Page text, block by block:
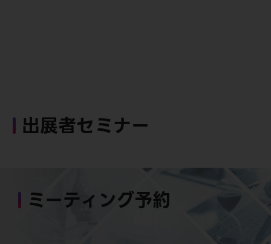
出展者セミナー
ミーティング予約